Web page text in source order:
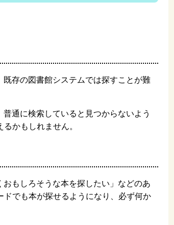
存の図書館システムでは探すことが難
通に検索していると見つからないよう
かもしれません。
おもしろそうな本を探したい」などのあ
でも本が探せるようになり、必ず何か